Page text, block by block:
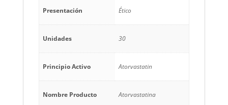
Presentación Ético
Unidades 30
Principio Activo Atorvastatin
Nombre Producto Atorvastatina